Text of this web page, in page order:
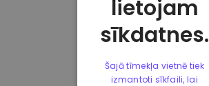
lietojam
sīkdatnes.
Šajā tīmekļa vietnē tiek
izmantoti sīkfaili, lai